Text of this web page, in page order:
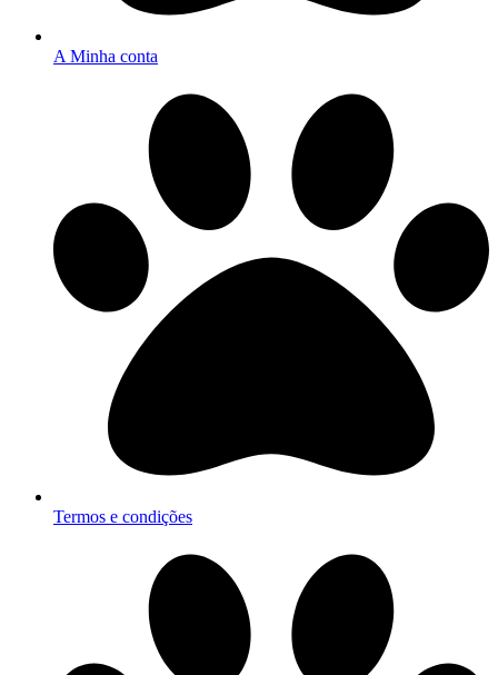
A Minha conta
Termos e condições